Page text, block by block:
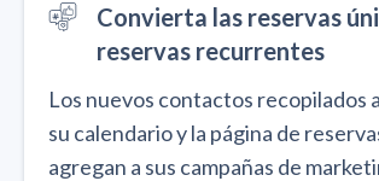
Convierta las reservas
reservas recurrentes
Los nuevos contactos recopilados
su calendario y la página de
agregan a sus campañas de